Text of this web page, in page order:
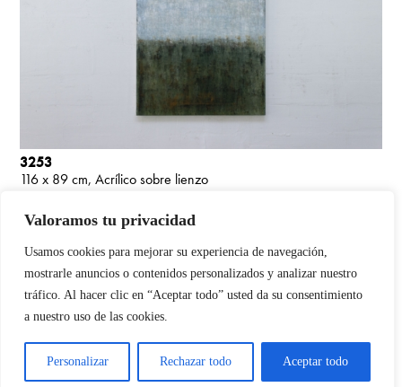
Valoramos tu privacidad
Usamos cookies para mejorar su experiencia de navegación,
mostrarle anuncios o contenidos personalizados y analizar nuestro
tráfico. Al hacer clic en “Aceptar todo” usted da su consentimiento
a nuestro uso de las cookies.
Personalizar Rechazar todo Aceptar todo
3253
116 x 89 cm Acrílico sobre lienzo
colección de arte abstracto y contemporáneo.
Aviso Legal, Política de privacidad,Política de cookies
Copyright © 2026 Maria Paola Coda. Todos los derechos reservados.
Financiado por la Unión Europea – NextGenerationEU